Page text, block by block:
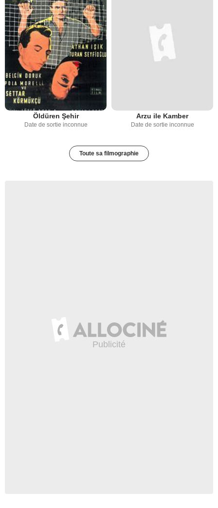
Öldüren Şehir
Date de sortie inconnue
Arzu ile Kamber
Date de sortie inconnue
Toute sa filmographie